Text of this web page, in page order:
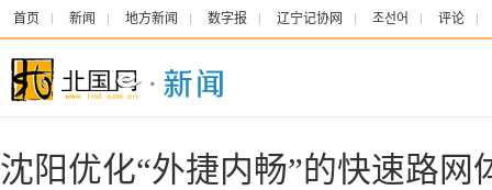
首页 新闻 地方新闻 数字报 辽宁记协网 조선어 评论
沈阳优化“外捷内畅”的快速路网